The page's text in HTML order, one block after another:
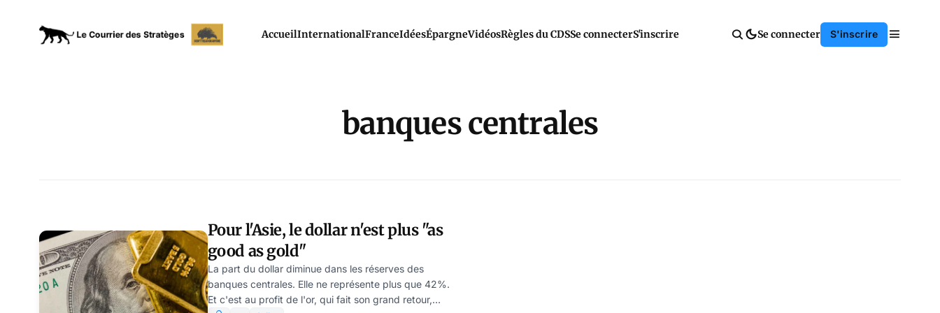
AccueilInternationalFranceIdéesÉpargneVidéosRègles du CDSSe connecterS'inscrire Se connecter S'inscrire
banques centrales
Pour l'Asie, le dollar n'est plus "as
good as gold"
La part du dollar diminue dans les réserves des
banques centrales. Elle ne représente plus que 42%.
Et c'est au profit de l'or, qui fait son grand retour,